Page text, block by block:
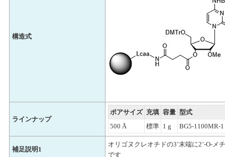
構造式
ラインナップ
ポアサイズ 充填 容量 型式
500 Å
標準 1 g BG5-1100MR-1
補足説明1
オリゴヌクレオチドの3’末端に2’-O-メ
です